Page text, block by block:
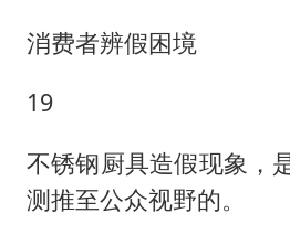
消费者辨假困境
19
不锈钢厨具造假现象，
测推至公众视野的。